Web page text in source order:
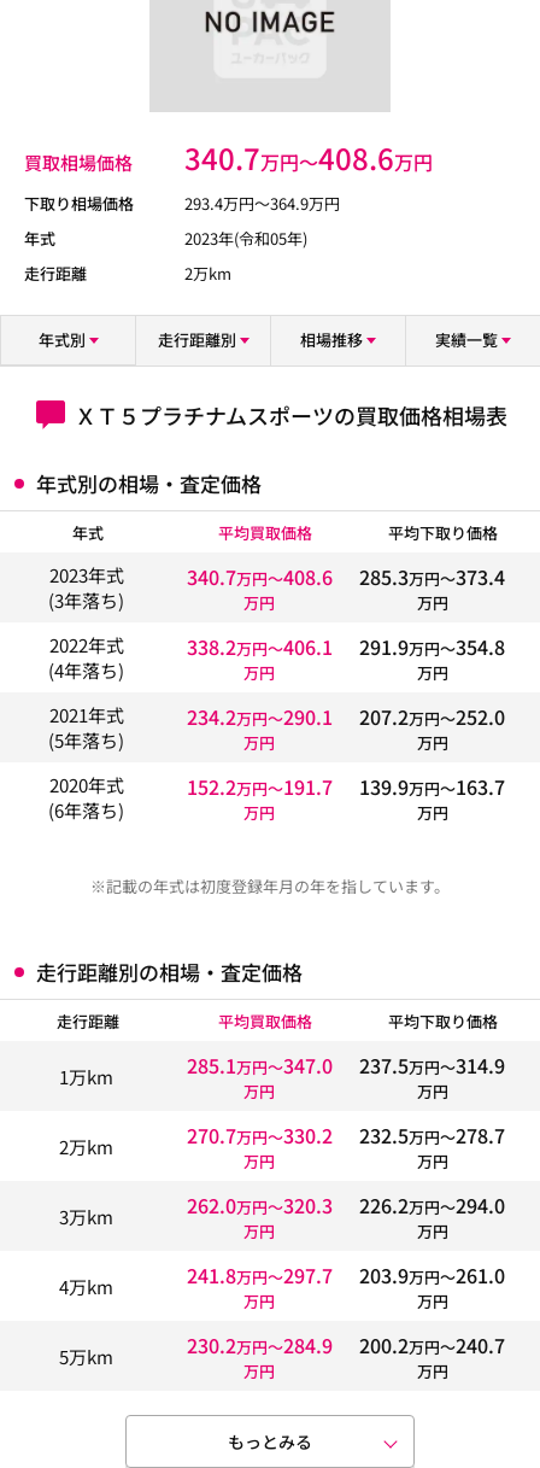
買取相場価格 340.7万円〜408.6万円
下取り相場価格 293.4万円〜364.9万円
年式
2023年(令和05年)
走行距離
2万km
年式別 走行距離別 相場推移 実績一覧
ＸＴ５プラチナムスポーツの買取価格相場表
年式別の相場・査定価格
年式 平均買取価格 平均下取り価格
2023年式
(3年落ち)
340.7万円〜408.6
万円
285.3万円〜373.4
万円
2022年式
(4年落ち)
338.2万円〜406.1
万円
291.9万円〜354.8
万円
2021年式
(5年落ち)
234.2万円〜290.1
万円
207.2万円〜252.0
万円
2020年式
(6年落ち)
152.2万円〜191.7
万円
139.9万円〜163.7
万円
※記載の年式は初度登録年月の年を指しています。
走行距離別の相場・査定価格
走行距離 平均買取価格 平均下取り価格
1万km 285.1万円〜347.0
万円
237.5万円〜314.9
万円
2万km 270.7万円〜330.2
万円
232.5万円〜278.7
万円
3万km 262.0万円〜320.3
万円
226.2万円〜294.0
万円
4万km 241.8万円〜297.7
万円
203.9万円〜261.0
万円
5万km 230.2万円〜284.9
万円
200.2万円〜240.7
万円
もっとみる